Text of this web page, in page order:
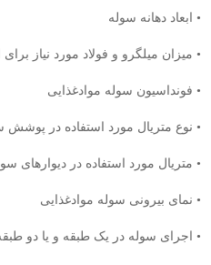
• ابعاد دهانه سوله
• میزان میلگرو و فولاد مورد نیاز
• فونداسیون سوله موادغذایی
• نوع متریال مورد استفاده در
• متریال مورد استفاده در دیوارهای
• نمای بیرونی سوله موادغذایی
• اجرای سوله در یک طبقه و یا دو